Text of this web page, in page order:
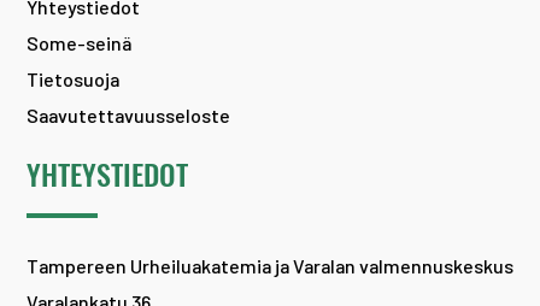
Yhteystiedot
Some-seinä
Tietosuoja
Saavutettavuusseloste
YHTEYSTIEDOT
Tampereen Urheiluakatemia ja Varalan valmennuskeskus